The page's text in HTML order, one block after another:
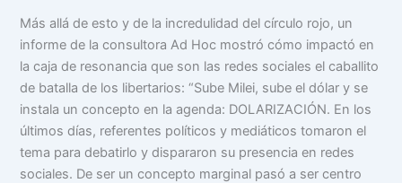
Más allá de esto y de la incredulidad del círculo rojo, un
informe de la consultora Ad Hoc mostró cómo impactó en
la caja de resonancia que son las redes sociales el caballito
de batalla de los libertarios: “Sube Milei, sube el dólar y se
instala un concepto en la agenda: DOLARIZACIÓN. En los
últimos días, referentes políticos y mediáticos tomaron el
tema para debatirlo y dispararon su presencia en redes
sociales. De ser un concepto marginal pasó a ser centro